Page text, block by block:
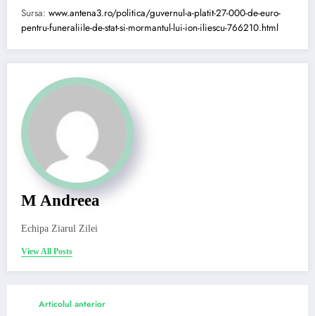
Sursa: www.antena3.ro/politica/guvernul-a-platit-27-000-de-euro-
pentru-funeraliile-de-stat-si-mormantul-lui-ion-iliescu-766210.html
M Andreea
Echipa Ziarul Zilei
View All Posts
Articolul anterior